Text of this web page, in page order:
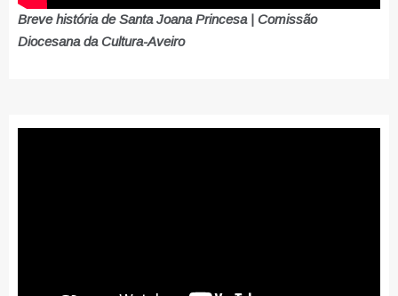
Breve história de Santa Joana Princesa | Comissão
Diocesana da Cultura-Aveiro